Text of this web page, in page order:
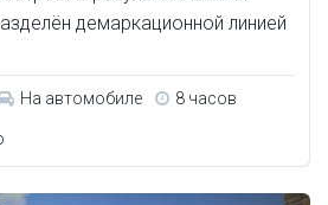
демаркационной линией
На автомобиле 8 часов